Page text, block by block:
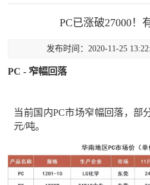
PC已涨破27000！
发布时间：2020-11-25
PC - 窄幅回落
当前国内PC市场窄幅回落，部
元/吨。